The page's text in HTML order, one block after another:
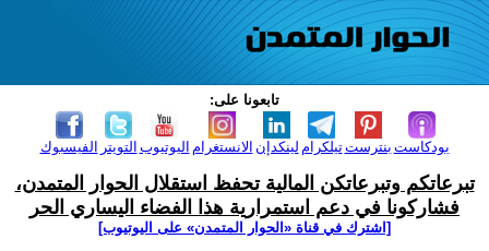
تابعونا على:
الفيسبوك التويتر اليوتيوب الانستغرام لينكدإن تيلكرامبنترست بودكاست
تبرعاتكم وتبرعاتكن المالية تحفظ استقلال الحوار المتمدن،
فشاركونا في دعم استمرارية هذا الفضاء اليساري الحر
[اشترك في قناة ‫«الحوار المتمدن» على اليوتيوب]